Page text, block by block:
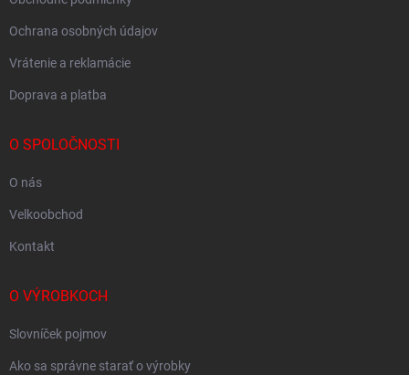
Ochrana osobných údajov
Vrátenie a reklamácie
Doprava a platba
O SPOLOČNOSTI
O nás
Velkoobchod
Kontakt
O VÝROBKOCH
Slovníček pojmov
Ako sa správne starať o výrobky